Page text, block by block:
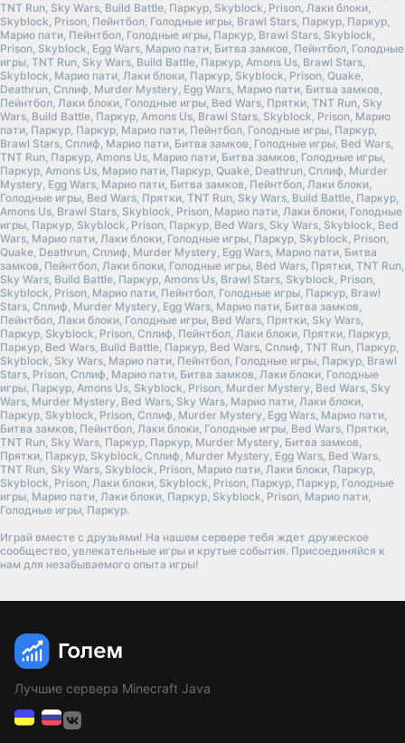
TNT Run, Sky Wars, Build Battle, Паркур, Skyblock, Prison, Лаки блоки,
Skyblock, Prison, Пейнтбол, Голодные игры, Brawl Stars, Паркур, Паркур,
Марио пати, Пейнтбол, Голодные игры, Паркур, Brawl Stars, Skyblock,
Prison, Skyblock, Egg Wars, Марио пати, Битва замков, Пейнтбол, Голодные
игры, TNT Run, Sky Wars, Build Battle, Паркур, Amons Us, Brawl Stars,
Skyblock, Марио пати, Лаки блоки, Паркур, Skyblock, Prison, Quake,
Deathrun, Сплиф, Murder Mystery, Egg Wars, Марио пати, Битва замков,
Пейнтбол, Лаки блоки, Голодные игры, Bed Wars, Прятки, TNT Run, Sky
Wars, Build Battle, Паркур, Amons Us, Brawl Stars, Skyblock, Prison, Марио
пати, Паркур, Паркур, Марио пати, Пейнтбол, Голодные игры, Паркур,
Brawl Stars, Сплиф, Марио пати, Битва замков, Голодные игры, Bed Wars,
TNT Run, Паркур, Amons Us, Марио пати, Битва замков, Голодные игры,
Паркур, Amons Us, Марио пати, Паркур, Quake, Deathrun, Сплиф, Murder
Mystery, Egg Wars, Марио пати, Битва замков, Пейнтбол, Лаки блоки,
Голодные игры, Bed Wars, Прятки, TNT Run, Sky Wars, Build Battle, Паркур,
Amons Us, Brawl Stars, Skyblock, Prison, Марио пати, Лаки блоки, Голодные
игры, Паркур, Skyblock, Prison, Паркур, Bed Wars, Sky Wars, Skyblock, Bed
Wars, Марио пати, Лаки блоки, Голодные игры, Паркур, Skyblock, Prison,
Quake, Deathrun, Сплиф, Murder Mystery, Egg Wars, Марио пати, Битва
замков, Пейнтбол, Лаки блоки, Голодные игры, Bed Wars, Прятки, TNT Run,
Sky Wars, Build Battle, Паркур, Amons Us, Brawl Stars, Skyblock, Prison,
Skyblock, Prison, Марио пати, Пейнтбол, Голодные игры, Паркур, Brawl
Stars, Сплиф, Murder Mystery, Egg Wars, Марио пати, Битва замков,
Пейнтбол, Лаки блоки, Голодные игры, Bed Wars, Прятки, Sky Wars,
Паркур, Skyblock, Prison, Сплиф, Пейнтбол, Лаки блоки, Прятки, Паркур,
Паркур, Bed Wars, Build Battle, Паркур, Bed Wars, Сплиф, TNT Run, Паркур,
Skyblock, Sky Wars, Марио пати, Пейнтбол, Голодные игры, Паркур, Brawl
Stars, Prison, Сплиф, Марио пати, Битва замков, Лаки блоки, Голодные
игры, Паркур, Amons Us, Skyblock, Prison, Murder Mystery, Bed Wars, Sky
Wars, Murder Mystery, Bed Wars, Sky Wars, Марио пати, Лаки блоки,
Паркур, Skyblock, Prison, Сплиф, Murder Mystery, Egg Wars, Марио пати,
Битва замков, Пейнтбол, Лаки блоки, Голодные игры, Bed Wars, Прятки,
TNT Run, Sky Wars, Паркур, Паркур, Murder Mystery, Битва замков,
Прятки, Паркур, Skyblock, Сплиф, Murder Mystery, Egg Wars, Bed Wars,
TNT Run, Sky Wars, Skyblock, Prison, Марио пати, Лаки блоки, Паркур,
Skyblock, Prison, Лаки блоки, Skyblock, Prison, Паркур, Паркур, Голодные
игры, Марио пати, Лаки блоки, Паркур, Skyblock, Prison, Марио пати,
Голодные игры, Паркур.
Играй вместе с друзьями! На нашем сервере тебя ждет дружеское
сообщество, увлекательные игры и крутые события. Присоединяйся к
нам для незабываемого опыта игры!
Лучшие сервера Minecraft Java